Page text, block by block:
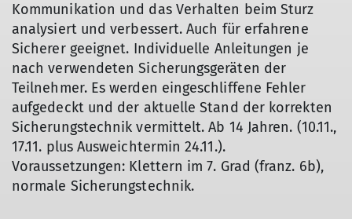
Kommunikation und das Verhalten beim Sturz
analysiert und verbessert. Auch für erfahrene
Sicherer geeignet. Individuelle Anleitungen je
nach verwendeten Sicherungsgeräten der
Teilnehmer. Es werden eingeschliffene Fehler
aufgedeckt und der aktuelle Stand der korrekten
Sicherungstechnik vermittelt. Ab 14 Jahren. (10.11.,
17.11. plus Ausweichtermin 24.11.).
Voraussetzungen: Klettern im 7. Grad (franz. 6b),
normale Sicherungstechnik.